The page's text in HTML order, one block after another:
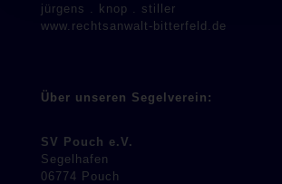
jürgens . knop . stiller
www.rechtsanwalt-bitterfeld.de
Über unseren Segelverein:
SV Pouch e.V.
Segelhafen
06774 Pouch